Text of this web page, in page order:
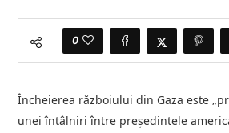
0
Încheierea războiului din Gaza este
unei întâlniri între preşedintele